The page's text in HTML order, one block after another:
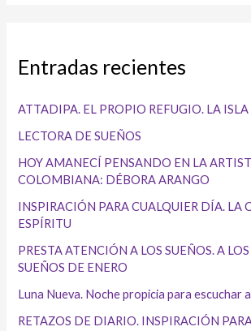
Entradas recientes
ATTADIPA. EL PROPIO REFUGIO. LA
LECTORA DE SUEÑOS
HOY AMANECÍ PENSANDO EN LA
COLOMBIANA: DÉBORA ARANGO
INSPIRACIÓN PARA CUALQUIER DÍA. LA
ESPÍRITU
PRESTA ATENCIÓN A LOS SUEÑOS. A
SUEÑOS DE ENERO
Luna Nueva. Noche propicia para escuchar
RETAZOS DE DIARIO. INSPIRACIÓN